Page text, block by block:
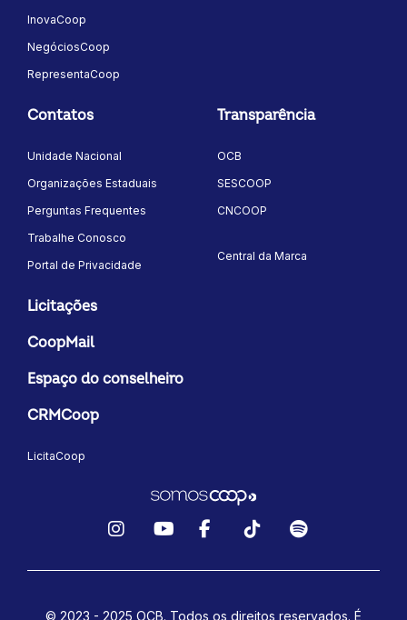
InovaCoop
NegóciosCoop
RepresentaCoop
Contatos
Unidade Nacional
Organizações Estaduais
Perguntas Frequentes
Trabalhe Conosco
Portal de Privacidade
Transparência
OCB
SESCOOP
CNCOOP
Central da Marca
Licitações
CoopMail
Espaço do conselheiro
CRMCoop
LicitaCoop
© 2023 - 2025 OCB. Todos os direitos reservados. É